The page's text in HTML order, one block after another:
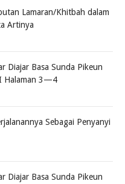
Lamaran/Khitbah dalam
Artinya
Diajar Basa Sunda Pikeun
Halaman 3—4
Sebagai Penyanyi
Diajar Basa Sunda Pikeun